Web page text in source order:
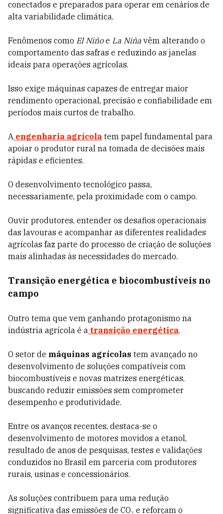
conectados e preparados para operar em cenários de
alta variabilidade climática.
Fenômenos como El Niñoe La Niña vêm alterando o
comportamento das safras e reduzindo as janelas
ideais para operações agrícolas.
Isso exige máquinas capazes de entregar maior
rendimento operacional, precisão e confiabilidade em
períodos mais curtos de trabalho.
A engenharia agrícola tem papel fundamental para
apoiar o produtor rural na tomada de decisões mais
rápidas e eficientes.
O desenvolvimento tecnológico passa,
necessariamente, pela proximidade com o campo.
Ouvir produtores, entender os desafios operacionais
das lavouras e acompanhar as diferentes realidades
agrícolas faz parte do processo de criação de soluções
mais alinhadas às necessidades do mercado.
Transição energética e biocombustíveis no
campo
Outro tema que vem ganhando protagonismo na
indústria agrícola é a transição energética.
O setor de máquinas agrícolas tem avançado no
desenvolvimento de soluções compatíveis com
biocombustíveis e novas matrizes energéticas,
buscando reduzir emissões sem comprometer
desempenho e produtividade.
Entre os avanços recentes, destaca-se o
desenvolvimento de motores movidos a etanol,
resultado de anos de pesquisas, testes e validações
conduzidos no Brasil em parceria com produtores
rurais, usinas e concessionários.
As soluções contribuem para uma redução
significativa das emissões de CO₂ e reforçam o